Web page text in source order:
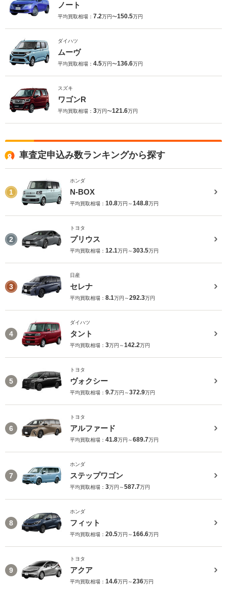
ノート
平均買取相場： 7.2万円〜150.5万円
ダイハツ
ムーヴ
平均買取相場： 4.5万円〜136.6万円
スズキ
ワゴンR
平均買取相場： 3万円〜121.6万円
車査定申込み数ランキングから探す
1
ホンダ
N-BOX
平均買取相場： 10.8万円～148.8万円
2
トヨタ
プリウス
平均買取相場： 12.1万円～303.5万円
3
日産
セレナ
平均買取相場： 8.1万円～292.3万円
4
ダイハツ
タント
平均買取相場： 3万円～142.2万円
5
トヨタ
ヴォクシー
平均買取相場： 9.7万円～372.9万円
6
トヨタ
アルファード
平均買取相場： 41.8万円～689.7万円
7
ホンダ
ステップワゴン
平均買取相場： 3万円～587.7万円
8
ホンダ
フィット
平均買取相場： 20.5万円～166.6万円
9
トヨタ
アクア
平均買取相場： 14.6万円～236万円